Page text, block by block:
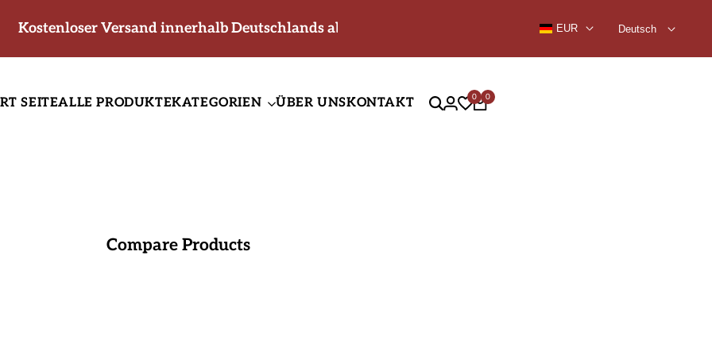
Kostenloser Versand innerhalb Deutschlands ab 69,99 € EUR Deutsch
SEITEALLE PRODUKTEKATEGORIEN ÜBER UNSKONTAKT 0 0
Compare Products